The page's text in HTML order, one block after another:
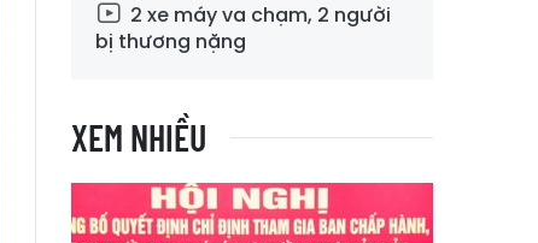
2 xe máy va chạm, 2 người
bị thương nặng
XEM NHIỀU